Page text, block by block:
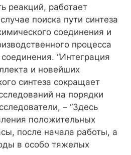
реакций, работает
поиска пути синтеза
соединения и
процесса
“Интеграция
и новейших
синтеза сокращает
на порядки
– “Здесь
положительных
после начала работы, а
в особо тяжелых